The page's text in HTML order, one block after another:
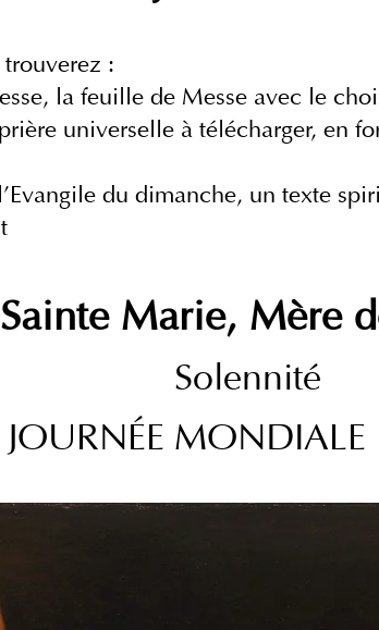
trouverez :
la feuille de Messe avec le
universelle à télécharger, en
du dimanche, un texte
Sainte Marie, Mère
Solennité
MONDIALE